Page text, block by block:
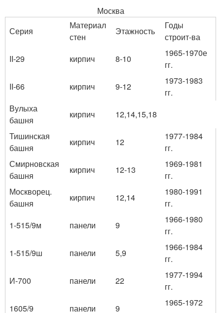
Москва
Серия
Материал
стен
Этажность
Годы
строит-ва
II-29
кирпич 8-10
1965-1970е
гг.
II-66
кирпич 9-12
1973-1983
гг.
Вулыха
башня
кирпич
12,14,15,18
Тишинская
башня
кирпич 12
1977-1984
гг.
Смирновская
башня
кирпич 12-13
1969-1981
гг.
Москворец.
башня
кирпич 12,14
1980-1991
гг.
1-515/9м
панели 9
1966-1980
гг.
1-515/9ш
панели 5,9
1966-1984
гг.
И-700
панели 22
1977-1994
гг.
1605/9
панели 9
1965-1972